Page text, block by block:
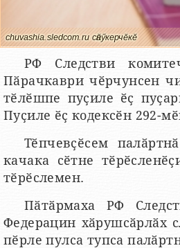
chuvashia.sledcom.ru сӑнӳкерчӗкӗ
РФ Следстви
Пӑрачкаври чӗрчунсен
тӗлӗшпе пуҫиле ӗҫ
Пуҫиле ӗҫ кодексӗн 292-
Тӗпчевҫӗсем
качака сӗтне
тӗрӗслемен.
Пӑтӑрмаха РФ
Федерацин хӑрушсӑрлӑх
пӗрле пулса тупса